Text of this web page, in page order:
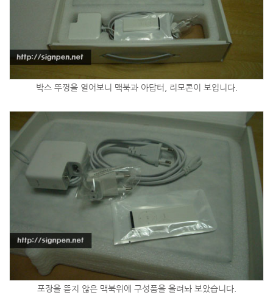
박스 뚜껑을 열어보니 맥북과 아답터, 리모콘이 보입니다.
포장을 뜯지 않은 맥북위에 구성품을 올려놔 보았습니다.